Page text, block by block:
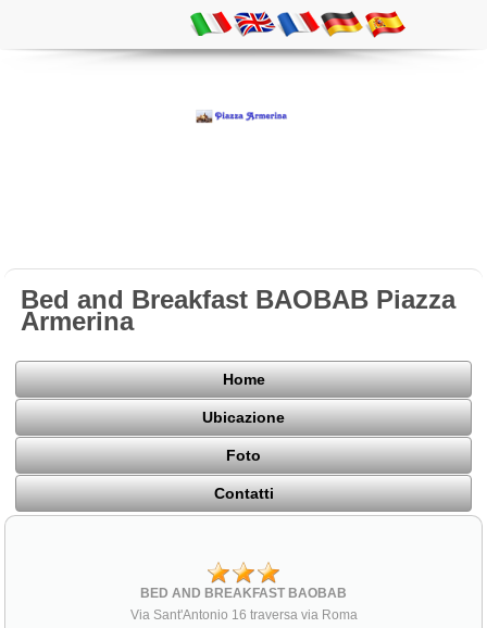
Bed and Breakfast BAOBAB Piazza
Armerina
Home
Ubicazione
Foto
Contatti
BED AND BREAKFAST BAOBAB
Via Sant'Antonio 16 traversa via Roma